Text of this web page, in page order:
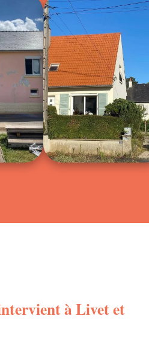
àLivetet